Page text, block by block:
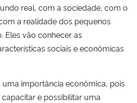
real, com a sociedade, com o
a realidade dos pequenos
Eles vão conhecer as
sociais e econômicas
importância econômica, pois
e possibilitar uma